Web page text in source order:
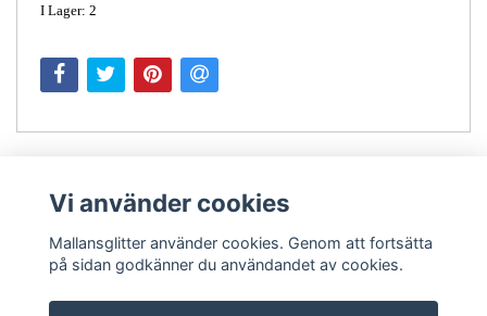
I Lager: 2
Vi använder cookies
Mallansglitter använder cookies. Genom att fortsätta
på sidan godkänner du användandet av cookies.